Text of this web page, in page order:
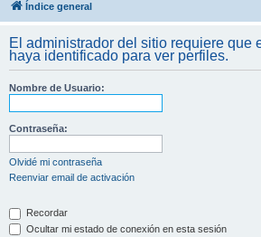
Índice general
El administrador del sitio requiere que
haya identificado para ver perfiles.
Nombre de Usuario:
Contraseña:
Olvidé mi contraseña
Reenviar email de activación
Recordar
Ocultar mi estado de conexión en esta sesión